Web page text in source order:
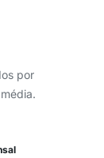
por